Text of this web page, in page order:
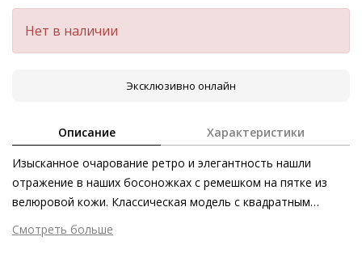
Нет в наличии
Эксклюзивно онлайн
Описание Характеристики
Изысканное очарование ретро и элегантность нашли
отражение в наших босоножках с ремешком на пятке из
велюровой кожи. Классическая модель с квадратным
носком JUDY – идеальный аксессуар для стильных летних
образов: как деловых, так и более расслабленных и
Смотреть больше